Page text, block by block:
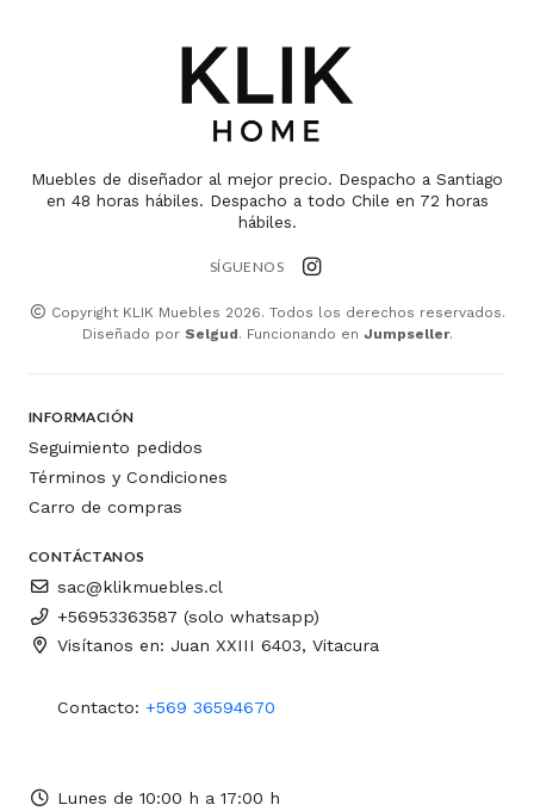
Muebles de diseñador al mejor precio. Despacho a Santiago
en 48 horas hábiles. Despacho a todo Chile en 72 horas
hábiles.
SÍGUENOS
Copyright KLIK Muebles 2026. Todos los derechos reservados.
Diseñado por Selgud. Funcionando en Jumpseller.
INFORMACIÓN
Seguimiento pedidos
Términos y Condiciones
Carro de compras
CONTÁCTANOS
sac@klikmuebles.cl
+56953363587 (solo whatsapp)
Visítanos en: Juan XXIII 6403, Vitacura
Contacto: +569 36594670
Lunes de 10:00 h a 17:00 h